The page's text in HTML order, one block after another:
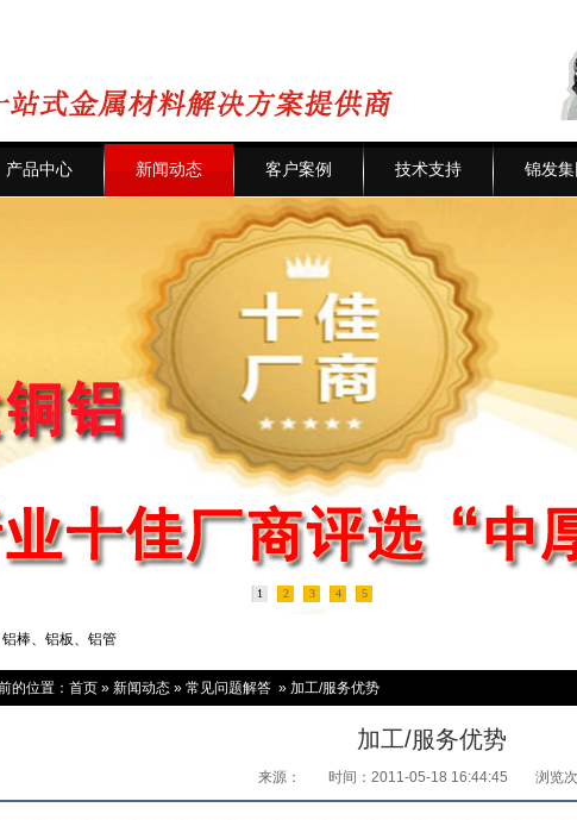
产品中心 新闻动态 客户案例 技术支持 锦发
1 2 3 4 5
棒、铝板、铝管
的位置： 首页 » 新闻动态 » 常见问题解答 » 加工/服务优势
加工/服务优势
来源： 时间：2011-05-18 16:44:45 浏览